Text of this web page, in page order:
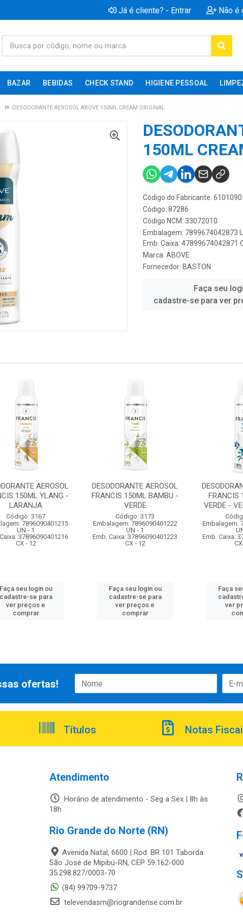
Já é cliente? - Entrar Não é
BAZAR BEBIDAS CHECK STAND HIGIENE PESSOAL
DESODORANTE AEROSOL ABOVE 150ML CREAM ORIGINAL
150ML
Código do Fabricante: 6101090
Código: 87286
Código NCM: 33072010
Embalagem: 7899674042873
Emb. Caixa: 47899674042871
Marca: ABOVE
Fornecedor: BASTON
Faça seu
cadastre-se para ver
AEROSOL
150ML YLANG -
LARANJA
Código: 3167
7896090401215
UN - 1
37896090401216
CX - 12
Faça seu login ou
cadastre-se para
ver preços e
comprar
DESODORANTE AEROSOL
FRANCIS 150ML BAMBU -
VERDE
Código: 3173
Embalagem: 7896090401222
UN - 1
Emb. Caixa: 37896090401223
CX - 12
Faça seu login ou
cadastre-se para
ver preços e
comprar
FRANCIS
VERDE -
Embalagem:
Emb. Caixa:
Faça
ver
ofertas!
Títulos Notas
Atendimento
Horário de atendimento - Seg a Sex | 8h às
18h
Rio Grande do Norte (RN)
Avenida Natal, 6600 | Rod. BR 101 Taborda
São José de Mipibú-RN, CEP 59.162-000
35.298.827/0003-70
(84) 99709-9737
televendasrn@riograndense.com.br